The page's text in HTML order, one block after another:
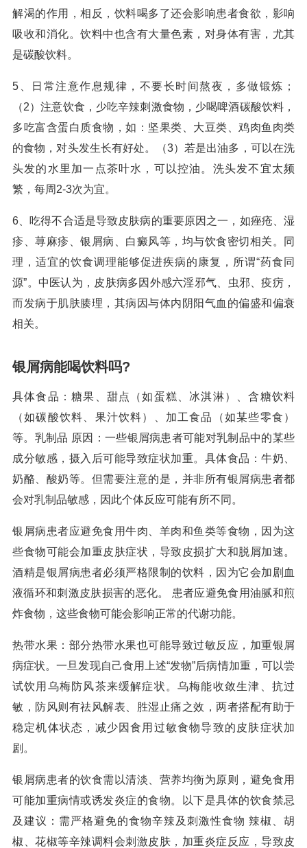
解渴的作用，相反，饮料喝多了还会影响患者食欲，影响
吸收和消化。饮料中也含有大量色素，对身体有害，尤其
是碳酸饮料。
5、日常注意作息规律，不要长时间熬夜，多做锻炼；
（2）注意饮食，少吃辛辣刺激食物，少喝啤酒碳酸饮料，
多吃富含蛋白质食物，如：坚果类、大豆类、鸡肉鱼肉类
的食物，对头发生长有好处。（3）若是出油多，可以在洗
头发的水里加一点茶叶水，可以控油。洗头发不宜太频
繁，每周2-3次为宜。
6、吃得不合适是导致皮肤病的重要原因之一，如痤疮、湿
疹、荨麻疹、银屑病、白癜风等，均与饮食密切相关。同
理，适宜的饮食调理能够促进疾病的康复，所谓“药食同
源”。中医认为，皮肤病多因外感六淫邪气、虫邪、疫疠，
而发病于肌肤腠理，其病因与体内阴阳气血的偏盛和偏衰
相关。
银屑病能喝饮料吗?
具体食品：糖果、甜点（如蛋糕、冰淇淋）、含糖饮料
（如碳酸饮料、果汁饮料）、加工食品（如某些零食）
等。乳制品 原因：一些银屑病患者可能对乳制品中的某些
成分敏感，摄入后可能导致症状加重。具体食品：牛奶、
奶酪、酸奶等。但需要注意的是，并非所有银屑病患者都
会对乳制品敏感，因此个体反应可能有所不同。
银屑病患者应避免食用牛肉、羊肉和鱼类等食物，因为这
些食物可能会加重皮肤症状，导致皮损扩大和脱屑加速。
酒精是银屑病患者必须严格限制的饮料，因为它会加剧血
液循环和刺激皮肤损害的恶化。 患者应避免食用油腻和煎
炸食物，这些食物可能会影响正常的代谢功能。
热带水果：部分热带水果也可能导致过敏反应，加重银屑
病症状。一旦发现自己食用上述“发物”后病情加重，可以尝
试饮用乌梅防风茶来缓解症状。乌梅能收敛生津、抗过
敏，防风则有祛风解表、胜湿止痛之效，两者搭配有助于
稳定机体状态，减少因食用过敏食物导致的皮肤症状加
剧。
银屑病患者的饮食需以清淡、营养均衡为原则，避免食用
可能加重病情或诱发炎症的食物。以下是具体的饮食禁忌
及建议：需严格避免的食物辛辣及刺激性食物 辣椒、胡
椒、花椒等辛辣调料会刺激皮肤，加重炎症反应，导致皮